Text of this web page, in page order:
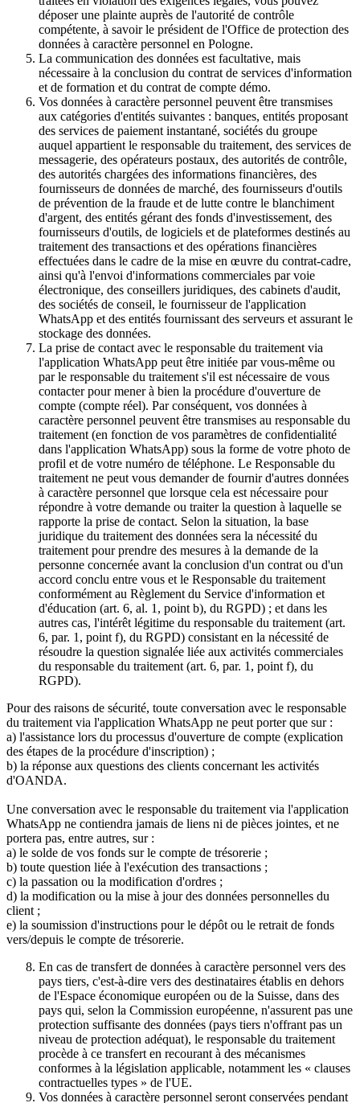
déposer une plainte auprès de l'autorité de contrôle
compétente, à savoir le président de l'Office de protection des
données à caractère personnel en Pologne.
La communication des données est facultative, mais
nécessaire à la conclusion du contrat de services d'information
et de formation et du contrat de compte démo.
Vos données à caractère personnel peuvent être transmises
aux catégories d'entités suivantes : banques, entités proposant
des services de paiement instantané, sociétés du groupe
auquel appartient le responsable du traitement, des services de
messagerie, des opérateurs postaux, des autorités de contrôle,
des autorités chargées des informations financières, des
fournisseurs de données de marché, des fournisseurs d'outils
de prévention de la fraude et de lutte contre le blanchiment
d'argent, des entités gérant des fonds d'investissement, des
fournisseurs d'outils, de logiciels et de plateformes destinés au
traitement des transactions et des opérations financières
effectuées dans le cadre de la mise en œuvre du contrat-cadre,
ainsi qu'à l'envoi d'informations commerciales par voie
électronique, des conseillers juridiques, des cabinets d'audit,
des sociétés de conseil, le fournisseur de l'application
WhatsApp et des entités fournissant des serveurs et assurant le
stockage des données.
La prise de contact avec le responsable du traitement via
l'application WhatsApp peut être initiée par vous-même ou
par le responsable du traitement s'il est nécessaire de vous
contacter pour mener à bien la procédure d'ouverture de
compte (compte réel). Par conséquent, vos données à
caractère personnel peuvent être transmises au responsable du
traitement (en fonction de vos paramètres de confidentialité
dans l'application WhatsApp) sous la forme de votre photo de
profil et de votre numéro de téléphone. Le Responsable du
traitement ne peut vous demander de fournir d'autres données
à caractère personnel que lorsque cela est nécessaire pour
répondre à votre demande ou traiter la question à laquelle se
rapporte la prise de contact. Selon la situation, la base
juridique du traitement des données sera la nécessité du
traitement pour prendre des mesures à la demande de la
personne concernée avant la conclusion d'un contrat ou d'un
accord conclu entre vous et le Responsable du traitement
conformément au Règlement du Service d'information et
d'éducation (art. 6, al. 1, point b), du RGPD) ; et dans les
autres cas, l'intérêt légitime du responsable du traitement (art.
6, par. 1, point f), du RGPD) consistant en la nécessité de
résoudre la question signalée liée aux activités commerciales
du responsable du traitement (art. 6, par. 1, point f), du
RGPD).
Pour des raisons de sécurité, toute conversation avec le responsable
du traitement via l'application WhatsApp ne peut porter que sur :
a) l'assistance lors du processus d'ouverture de compte (explication
des étapes de la procédure d'inscription) ;
b) la réponse aux questions des clients concernant les activités
d'OANDA.
Une conversation avec le responsable du traitement via l'application
WhatsApp ne contiendra jamais de liens ni de pièces jointes, et ne
portera pas, entre autres, sur :
a) le solde de vos fonds sur le compte de trésorerie ;
b) toute question liée à l'exécution des transactions ;
c) la passation ou la modification d'ordres ;
d) la modification ou la mise à jour des données personnelles du
client ;
e) la soumission d'instructions pour le dépôt ou le retrait de fonds
vers/depuis le compte de trésorerie.
En cas de transfert de données à caractère personnel vers des
pays tiers, c'est-à-dire vers des destinataires établis en dehors
de l'Espace économique européen ou de la Suisse, dans des
pays qui, selon la Commission européenne, n'assurent pas une
protection suffisante des données (pays tiers n'offrant pas un
niveau de protection adéquat), le responsable du traitement
procède à ce transfert en recourant à des mécanismes
conformes à la législation applicable, notamment les « clauses
contractuelles types » de l'UE.
Vos données à caractère personnel seront conservées pendant